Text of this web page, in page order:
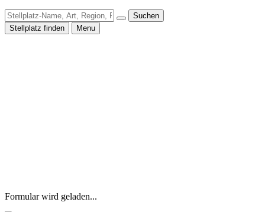
Suchen
Stellplatz finden
Menu
Formular wird geladen...